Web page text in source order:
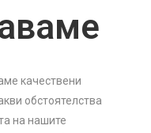
качествени
обстоятелства
на нашите